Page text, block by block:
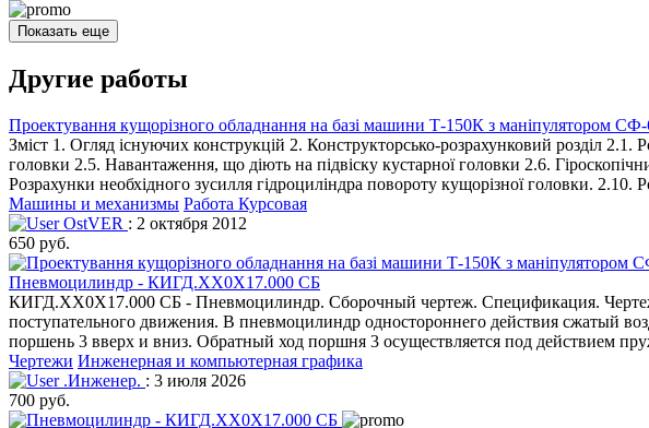
Показать еще
Другие работы
Проектування кущорізного обладнання на базі машини Т-150К з маніпулятором
Зміст 1. Огляд існуючих конструкцій 2. Конструкторсько-розрахунковий розділ
головки 2.5. Навантаження, що діють на підвіску кустарної головки 2.6.
Розрахунки необхідного зусилля гідроциліндра повороту кущорізної головки. 2.10.
Машины и механизмы Работа Курсовая
OstVER : 2 октября 2012
650 руб.
Пневмоцилиндр - КИГД.ХХ0Х17.000 СБ
КИГД.ХХ0Х17.000 СБ - Пневмоцилиндр. Сборочный чертеж. Спецификация.
поступательного движения. В пневмоцилиндр одностороннего действия сжатый
поршень 3 вверх и вниз. Обратный ход поршня 3 осуществляется под действием
Чертежи Инженерная и компьютерная графика
.Инженер. : 3 июля 2026
700 руб.